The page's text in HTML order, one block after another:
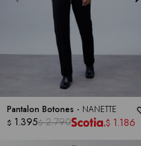
Pantalon Botones - NANETTE
$ 1.395$ 2.790 $ 1.186